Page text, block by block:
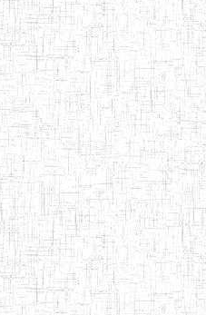
10/07/2000 ENIEG Privé
20/08/2015 ENIEG Privé
06/06/2016 ENIEG Privé